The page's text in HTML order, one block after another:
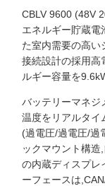
CBLV 9600 (48V
エネルギー貯蔵電
た室内需要の高い
接続設計の採用高
ルギー容量を
バッテリーマネジ
温度をリアルタイ
(過電圧/過電圧/過
ックマウント構
の内蔵ディスプレ
ーフェースは